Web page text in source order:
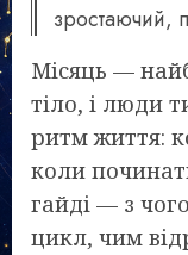
зростаючий,
Місяць —
тіло, і люди
ритм життя:
коли
гайді — з
цикл, чим